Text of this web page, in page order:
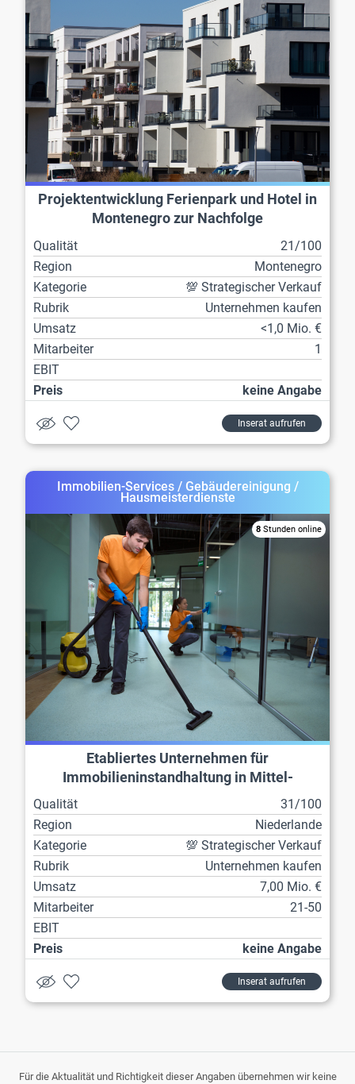
Projektentwicklung Ferienpark und Hotel in
Montenegro zur Nachfolge
Qualität
21/100
Region
Montenegro
Kategorie
💯 Strategischer Verkauf
Rubrik
Unternehmen kaufen
Umsatz
<1,0 Mio. €
Mitarbeiter
1
EBIT
Preis
keine Angabe
Inserat aufrufen
Immobilien-Services / Gebäudereinigung /
Hausmeisterdienste
8 Stunden online
Etabliertes Unternehmen für
Immobilieninstandhaltung in Mittel-
Qualität
31/100
Region
Niederlande
Kategorie
💯 Strategischer Verkauf
Rubrik
Unternehmen kaufen
Umsatz
7,00 Mio. €
Mitarbeiter
21-50
EBIT
Preis
keine Angabe
Inserat aufrufen
Für die Aktualität und Richtigkeit dieser Angaben übernehmen wir keine